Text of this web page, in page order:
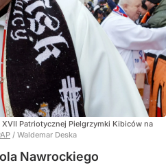
Patriotycznej Pielgrzymki Kibiców na
/ Waldemar Deska
Nawrockiego